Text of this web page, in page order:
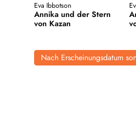
Eva Ibbotson
Annika und der Stern
von Kazan
Nach Erscheinungsdatum